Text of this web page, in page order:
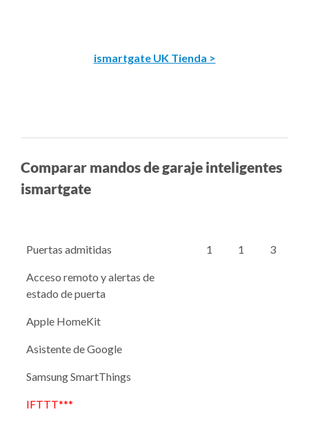
ismartgate UK Tienda >
Comparar mandos de garaje inteligentes
ismartgate
Puertas admitidas 1 1 3
Acceso remoto y alertas de
estado de puerta
Apple HomeKit
Asistente de Google
Samsung SmartThings
IFTTT***